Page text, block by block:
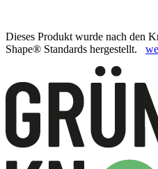
Dieses Produkt wurde nach den
Shape® Standards hergestellt.